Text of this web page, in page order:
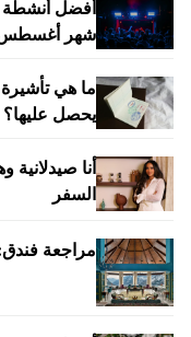
أفضل أنشطة
شهر أغسطس
ما هي
يحصل عليها؟
السفر
مراجعة فندق: